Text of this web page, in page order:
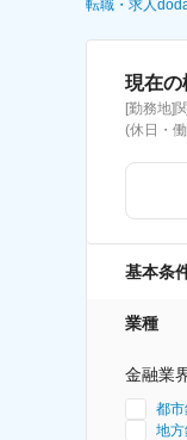
詳細条件
求人特集
転職・求人
現在の
[勤務地]
(休日・
基本条
業種
金融業
都
地